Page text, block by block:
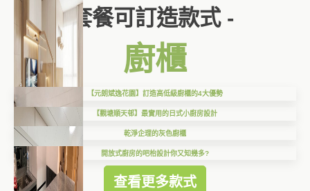
套餐可訂造款式 -
廚櫃
【元朗斌逸花園】訂造高低級廚櫃的4大優勢
【觀塘順天邨】最實用的日式小廚房設計
乾淨企理的灰色廚櫃
開放式廚房的吧枱設計你又知幾多?
查看更多款式